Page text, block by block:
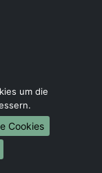
um die
Cookies